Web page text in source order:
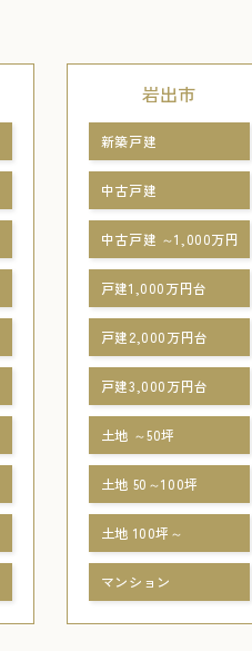
岩出市
新築戸建
中古戸建
中古戸建 ～1,000万円
戸建1,000万円台
戸建2,000万円台
戸建3,000万円台
土地 ～50坪
土地 50～100坪
土地 100坪～
マンション